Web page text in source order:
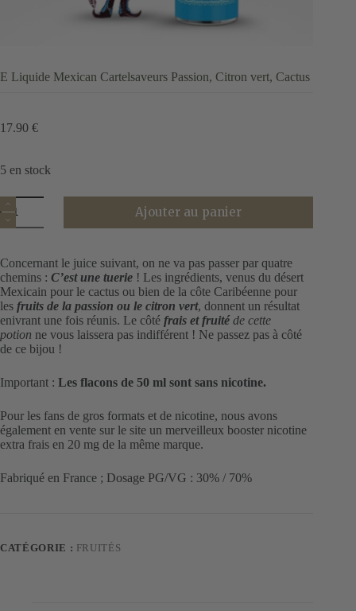
E Liquide Mexican Cartelsaveurs Passion, Citron vert, Cactus
17.90 €
5 en stock
quantité
de
E
Mexican
Cartelsaveurs
Passion,
Citron
vert,
Cactus
Ajouter au panier
Concernant le juice suivant, on ne va pas passer par quatre
chemins : C’est une tuerie ! Les ingrédients, venus du désert
Mexicain pour le cactus ou bien de la côte Caribéenne pour
les fruits de la passion ou le citron vert, donnent un résultat
enivrant une fois réunis. Le côté frais et fruitéde cette
potion ne vous laissera pas indifférent ! Ne passez pas à côté
de ce bijou !
Important : Les flacons de 50 ml sont sans nicotine.
Pour les fans de gros formats et de nicotine, nous avons
également en vente sur le site un merveilleux booster nicotine
extra frais en 20 mg de la même marque.
Fabriqué en France ; Dosage PG/VG : 30% / 70%
CATÉGORIE : FRUITÉS